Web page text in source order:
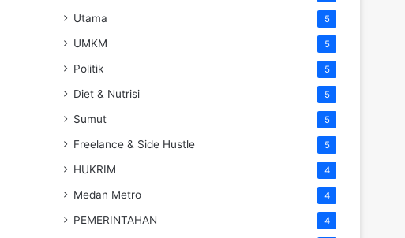
Utama 5
UMKM 5
Politik 5
Diet & Nutrisi 5
Sumut 5
Freelance & Side Hustle 5
HUKRIM 4
Medan Metro 4
PEMERINTAHAN 4